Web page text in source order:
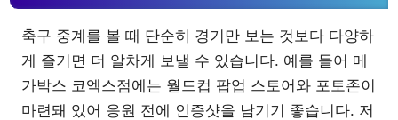
축구 중계를 볼 때 단순히 경기만 보는 것보다 다양하
게 즐기면 더 알차게 보낼 수 있습니다. 예를 들어 메
가박스 코엑스점에는 월드컵 팝업 스토어와 포토존이
마련돼 있어 응원 전에 인증샷을 남기기 좋습니다. 저